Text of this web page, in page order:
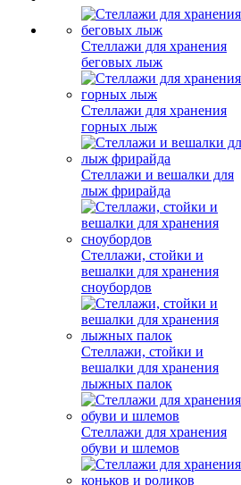
Стеллажи для хранения
беговых лыж
Стеллажи для хранения
горных лыж
Стеллажи и вешалки для
лыж фрирайда
Стеллажи, стойки и
вешалки для хранения
сноубордов
Стеллажи, стойки и
вешалки для хранения
лыжных палок
Стеллажи для хранения
обуви и шлемов